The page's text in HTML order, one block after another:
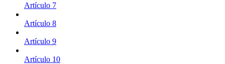
Artículo 7
Artículo 8
Artículo 9
Artículo 10